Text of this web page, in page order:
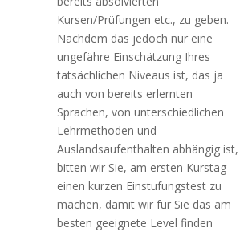
Kursen/Prüfungen etc., zu geben.
Nachdem das jedoch nur eine
ungefähre Einschätzung Ihres
tatsächlichen Niveaus ist, das ja
auch von bereits erlernten
Sprachen, von unterschiedlichen
Lehrmethoden und
Auslandsaufenthalten abhängig ist,
bitten wir Sie, am ersten Kurstag
einen kurzen Einstufungstest zu
machen, damit wir für Sie das am
besten geeignete Level finden